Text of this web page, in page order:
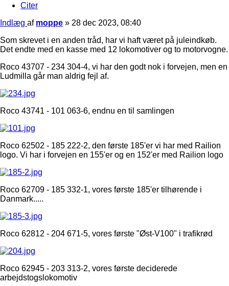
Citer
Indlæg af moppe » 28 dec 2023, 08:40
Som skrevet i en anden tråd, har vi haft været på juleindkøb.
Det endte med en kasse med 12 lokomotiver og to motorvogne.
Roco 43707 - 234 304-4, vi har den godt nok i forvejen, men en
Ludmilla går man aldrig fejl af.
Roco 43741 - 101 063-6, endnu en til samlingen
Roco 62502 - 185 222-2, den første 185'er vi har med Railion
logo. Vi har i forvejen en 155'er og en 152'er med Railion logo
Roco 62709 - 185 332-1, vores første 185'er tilhørende i
Danmark.....
Roco 62812 - 204 671-5, vores første "Øst-V100" i trafikrød
Roco 62945 - 203 313-2, vores første deciderede
arbejdstogslokomotiv